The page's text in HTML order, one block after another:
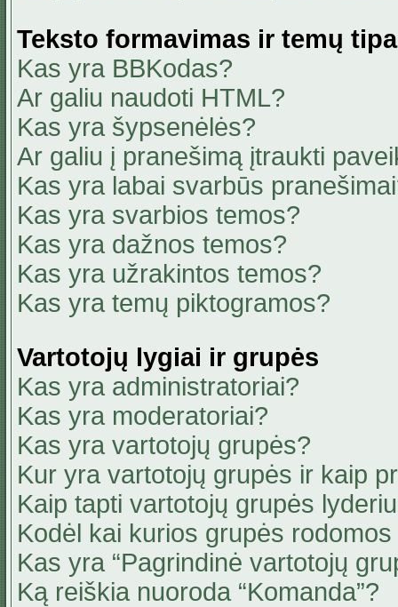
Teksto formavimas ir temų
Kas yra BBKodas?
Ar galiu naudoti HTML?
Kas yra šypsenėlės?
Ar galiu į pranešimą įtraukti
Kas yra labai svarbūs
Kas yra svarbios temos?
Kas yra dažnos temos?
Kas yra užrakintos temos?
Kas yra temų piktogramos?
Vartotojų lygiai ir grupės
Kas yra administratoriai?
Kas yra moderatoriai?
Kas yra vartotojų grupės?
Kur yra vartotojų grupės ir kaip
Kaip tapti vartotojų grupės
Kodėl kai kurios grupės
Kas yra “Pagrindinė vartotojų
Ką reiškia nuoroda “Komanda”?